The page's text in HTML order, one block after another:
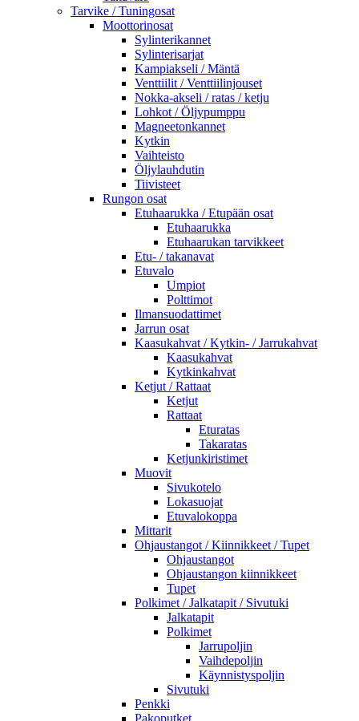
Tarvike / Tuningosat
Moottorinosat
Sylinterikannet
Sylinterisarjat
Kampiakseli / Mäntä
Venttiilit / Venttiilinjouset
Nokka-akseli / ratas / ketju
Lohkot / Öljypumppu
Magneetonkannet
Kytkin
Vaihteisto
Öljylauhdutin
Tiivisteet
Rungon osat
Etuhaarukka / Etupään osat
Etuhaarukka
Etuhaarukan tarvikkeet
Etu- / takanavat
Etuvalo
Umpiot
Polttimot
Ilmansuodattimet
Jarrun osat
Kaasukahvat / Kytkin- / Jarrukahvat
Kaasukahvat
Kytkinkahvat
Ketjut / Rattaat
Ketjut
Rattaat
Eturatas
Takaratas
Ketjunkiristimet
Muovit
Sivukotelo
Lokasuojat
Etuvalokoppa
Mittarit
Ohjaustangot / Kiinnikkeet / Tupet
Ohjaustangot
Ohjaustangon kiinnikkeet
Tupet
Polkimet / Jalkatapit / Sivutuki
Jalkatapit
Polkimet
Jarrupoljin
Vaihdepoljin
Käynnistyspoljin
Sivutuki
Penkki
Pakoputket